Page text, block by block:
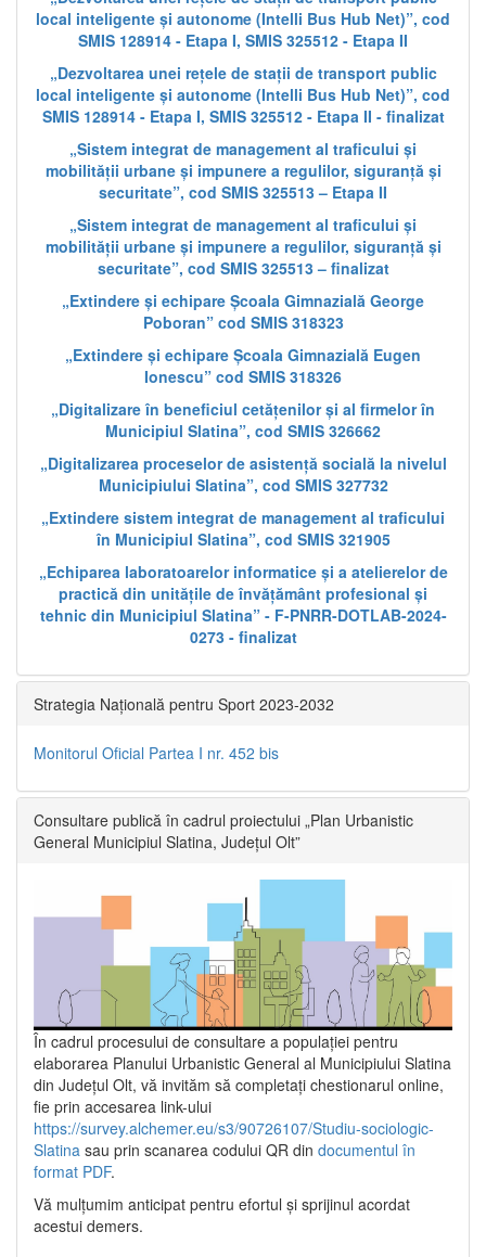
local inteligente și autonome (Intelli Bus Hub Net)”, cod
SMIS 128914 - Etapa I, SMIS 325512 - Etapa II
„Dezvoltarea unei rețele de stații de transport public
local inteligente și autonome (Intelli Bus Hub Net)”, cod
SMIS 128914 - Etapa I, SMIS 325512 - Etapa II - finalizat
„Sistem integrat de management al traficului și
mobilității urbane și impunere a regulilor, siguranță și
securitate”, cod SMIS 325513 – Etapa II
„Sistem integrat de management al traficului și
mobilității urbane și impunere a regulilor, siguranță și
securitate”, cod SMIS 325513 – finalizat
„Extindere și echipare Școala Gimnazială George
Poboran” cod SMIS 318323
„Extindere și echipare Școala Gimnazială Eugen
Ionescu” cod SMIS 318326
„Digitalizare în beneficiul cetățenilor și al firmelor în
Municipiul Slatina”, cod SMIS 326662
„Digitalizarea proceselor de asistență socială la nivelul
Municipiului Slatina”, cod SMIS 327732
„Extindere sistem integrat de management al traficului
în Municipiul Slatina”, cod SMIS 321905
„Echiparea laboratoarelor informatice și a atelierelor de
practică din unitățile de învățământ profesional și
tehnic din Municipiul Slatina” - F-PNRR-DOTLAB-2024-
0273 - finalizat
Strategia Națională pentru Sport 2023-2032
Monitorul Oficial Partea I nr. 452 bis
Consultare publică în cadrul proiectului „Plan Urbanistic
General Municipiul Slatina, Județul Olt”
În cadrul procesului de consultare a populaţiei pentru
elaborarea Planului Urbanistic General al Municipiului Slatina
din Județul Olt, vă invităm să completați chestionarul online,
fie prin accesarea link-ului
https://survey.alchemer.eu/s3/90726107/Studiu-sociologic-
Slatina sau prin scanarea codului QR din documentul în
format PDF.
Vă mulţumim anticipat pentru efortul şi sprijinul acordat
acestui demers.